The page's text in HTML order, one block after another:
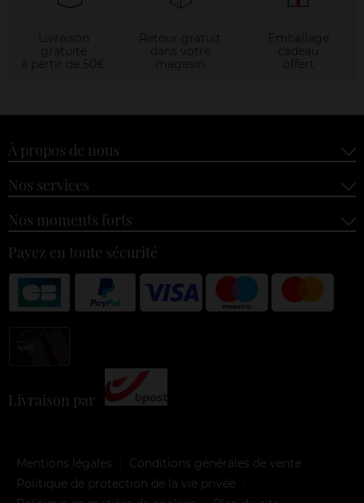
À propos de nous
Nos services
Nos moments forts
Payez en toute sécurité
Livraison par
Mentions légales
Conditions générales de vente
Politique de protection de la vie privée